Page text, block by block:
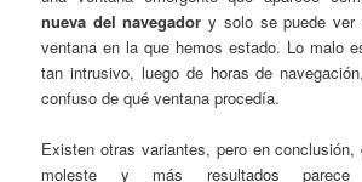
nueva del navegador y solo se puede ver
ventana en la que hemos estado. Lo malo
tan intrusivo, luego de horas de
confuso de qué ventana procedía.
Existen otras variantes, pero en
moleste y más resultados parece